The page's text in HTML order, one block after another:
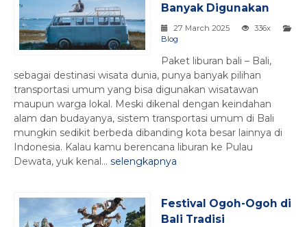
Banyak Digunakan
27 March 2025
336x
Blog
Paket liburan bali – Bali,
sebagai destinasi wisata dunia, punya banyak pilihan
transportasi umum yang bisa digunakan wisatawan
maupun warga lokal. Meski dikenal dengan keindahan
alam dan budayanya, sistem transportasi umum di Bali
mungkin sedikit berbeda dibanding kota besar lainnya di
Indonesia. Kalau kamu berencana liburan ke Pulau
Dewata, yuk kenal... selengkapnya
Festival Ogoh-Ogoh di
Bali Tradisi